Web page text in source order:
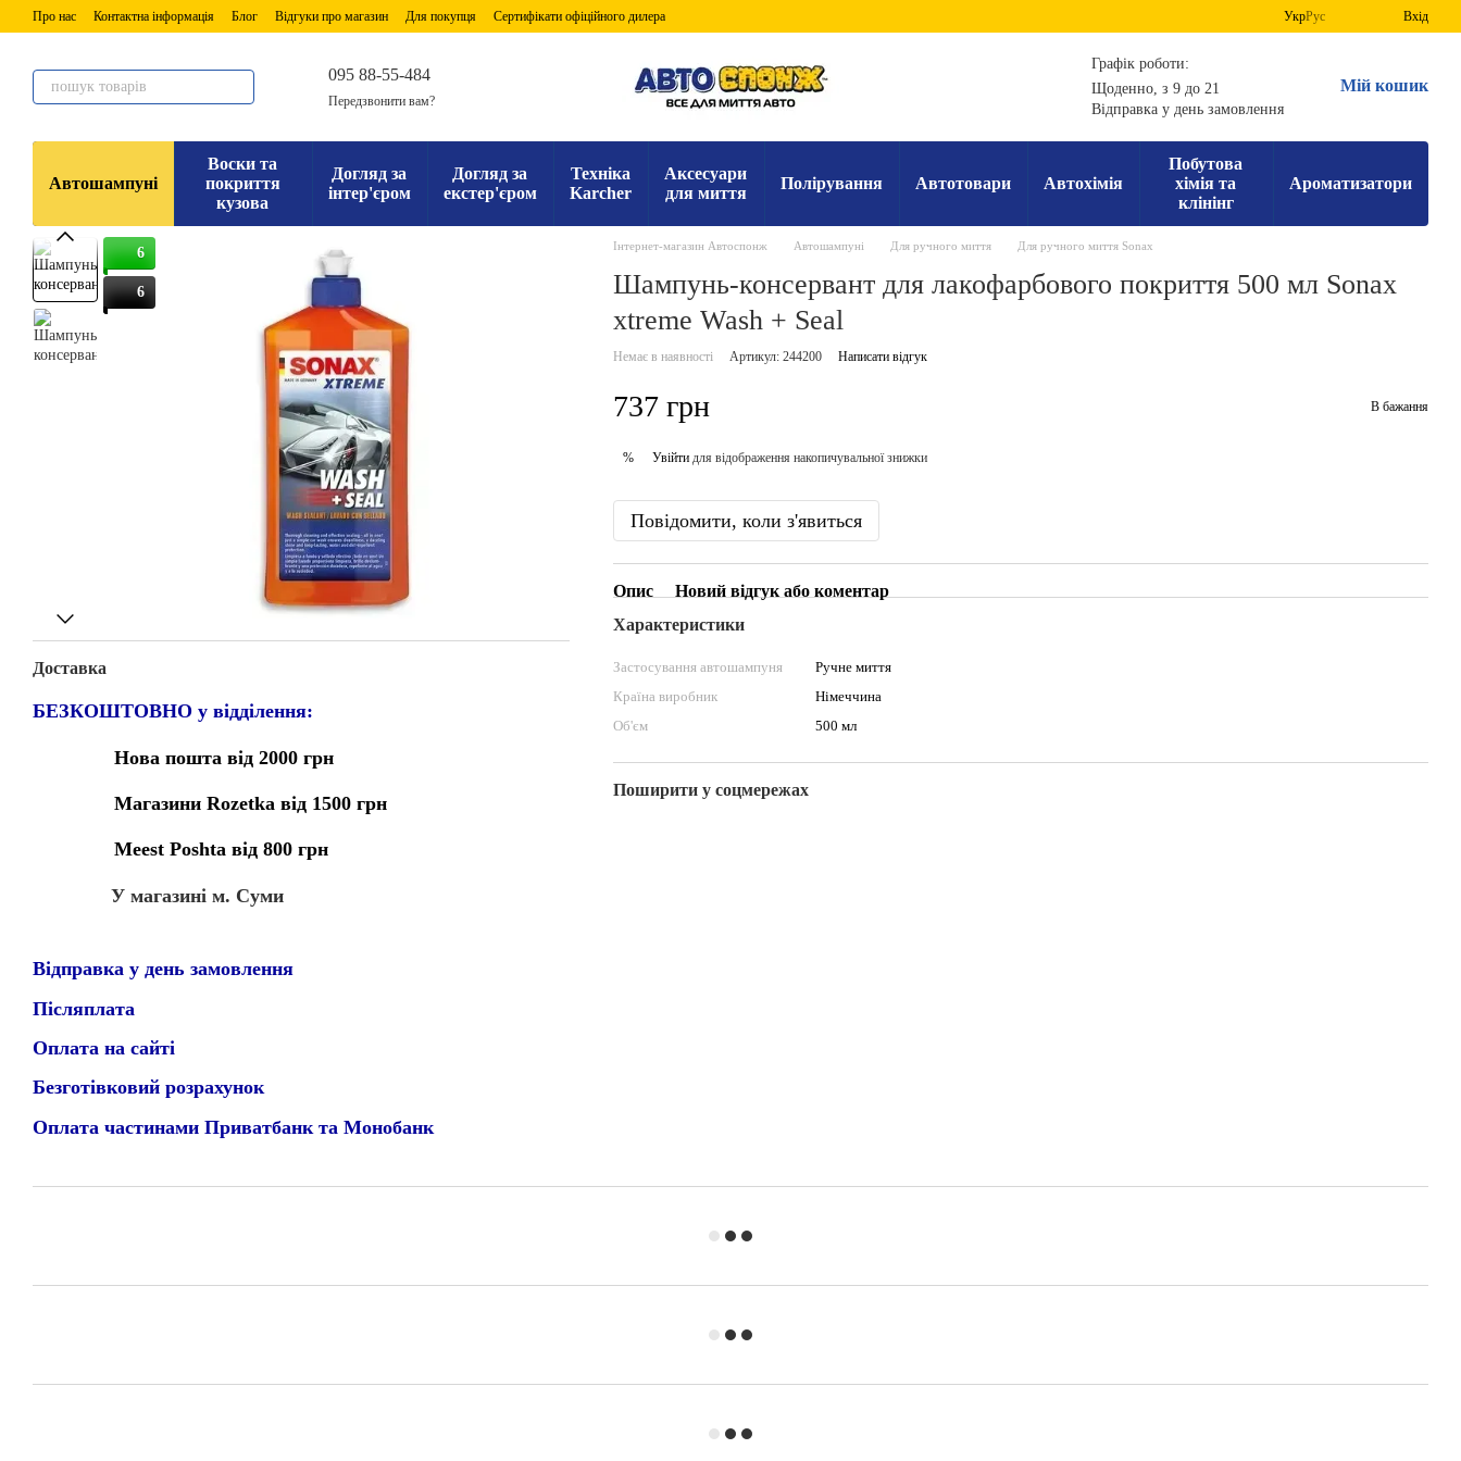
Перейти до основного контенту
Про нас Контактна інформація Блог Відгуки про магазин Для покупця Сертифікати офіційного дилера УкрРус Вхід
095 88-55-484
Передзвонити вам?
Графік роботи:
Щоденно, з 9 до 21
Відправка у день замовлення
Мій кошик
Автошампуні
Воски та
покриття
кузова
Догляд за
інтер'єром
Догляд за
екстер'єром
Техніка
Karcher
Аксесуари
для миття
Полірування Автотовари Автохімія
Побутова
хімія та
клінінг
Ароматизатори
6
6
Доставка
БЕЗКОШТОВНО у відділення:
Нова пошта від 2000 грн
Магазини Rozetka від 1500 грн
Meest Poshta від 800 грн
У магазині м. Суми
Відправка у день замовлення
Післяплата
Оплата на сайті
Безготівковий розрахунок
Оплата частинами Приватбанк та Монобанк
Інтернет-магазин Автоспонж Автошампуні Для ручного миття Для ручного миття Sonax
Шампунь-консервант для лакофарбового покриття 500 мл Sonax
xtreme Wash + Seal
Немає в наявності Артикул: 244200 Написати відгук
737 грн В бажання
% Увійтидля відображення накопичувальної знижки
Повідомити, коли з'явиться
Опис
Новий відгук або коментар
Характеристики
Застосування автошампуня
Ручне миття
Країна виробник
Німеччина
Об'єм
500 мл
Поширити у соцмережах